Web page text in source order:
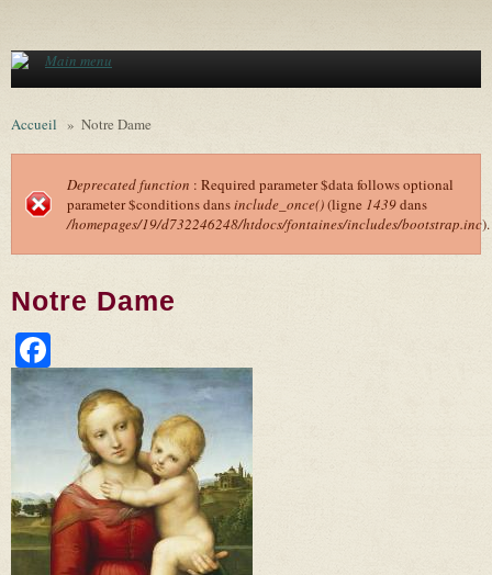
Main menu
Accueil » Notre Dame
Message d'erreur
Deprecated function : Required parameter $data follows optional
parameter $conditions dansinclude_once()(ligne 1439dans
/homepages/19/d732246248/htdocs/fontaines/includes/bootstrap.inc).
Notre Dame